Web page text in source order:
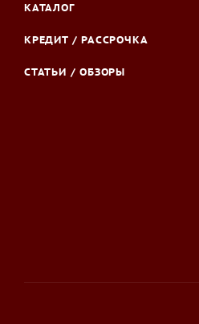
КАТАЛОГ
КРЕДИТ / РАССРОЧКА
СТАТЬИ / ОБЗОРЫ